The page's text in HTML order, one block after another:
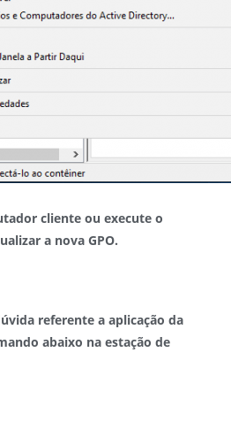
cliente ou execute o
a nova GPO.
referente a aplicação da
abaixo na estação de